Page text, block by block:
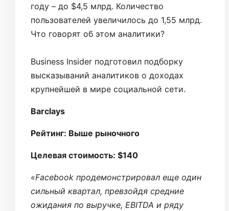
году – до $4,5 млрд. Количество
пользователей увеличилось до 1,55 млрд.
Что говорят об этом аналитики?
Business Insider подготовил подборку
высказываний аналитиков о доходах
крупнейшей в мире социальной сети.
Barclays
Рейтинг: Выше рыночного
Целевая стоимость: $140
«Facebook продемонстрировал еще один
сильный квартал, превзойдя средние
ожидания по выручке, EBITDA и ряду